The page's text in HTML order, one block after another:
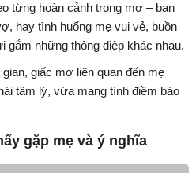
từng hoàn cảnh trong mơ – bạn
hay tình huống mẹ vui vẻ, buồn
gắm những thông điệp khác nhau.
giấc mơ liên quan đến mẹ
tâm lý, vừa mang tính điềm báo
gặp mẹ và ý nghĩa